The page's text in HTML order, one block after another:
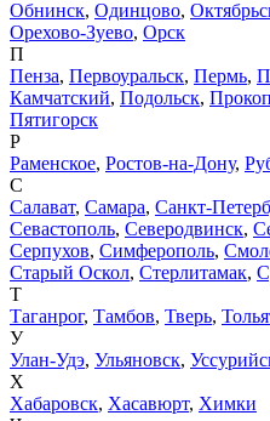
Обнинск, Одинцово,
Орехово-Зуево, Орск
П
Пенза, Первоуральск, Пермь,
Камчатский, Подольск,
Пятигорск
Р
Раменское, Ростов-на-Дону,
С
Салават, Самара, Санкт-
Севастополь, Северодвинск,
Серпухов, Симферополь,
Старый Оскол, Стерлитамак,
Т
Таганрог, Тамбов, Тверь,
У
Улан-Удэ, Ульяновск,
Х
Хабаровск, Хасавюрт, Химки